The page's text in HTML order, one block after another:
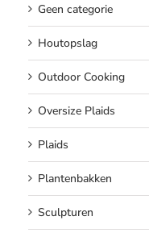
Geen categorie
Houtopslag
Outdoor Cooking
Oversize Plaids
Plaids
Plantenbakken
Sculpturen